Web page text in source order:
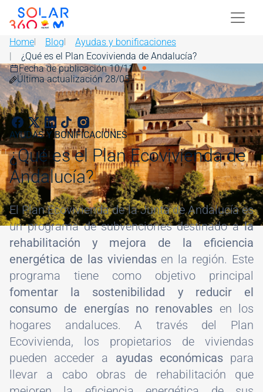
Skip to main content
Image
Home Blog
Ayudas y bonificaciones
¿Qué es el Plan Ecovivienda de Andalucía?
ImageFecha de publicación 10/11
Última actualización 28/05
AYUDAS Y BONIFICACIONES
¿Qué es el Plan Ecovivienda de
Andalucía?
El Plan Ecovivienda de la Junta de Andalucía es
un programa de subvenciones destinado ala
rehabilitación y mejora de la eficiencia
energética de las viviendasen la región. Este
programa tiene como objetivo principal
fomentar la sostenibilidad y reducir el
consumo de energías no renovables en los
hogares andaluces. A través del Plan
Ecovivienda, los propietarios de viviendas
pueden acceder a ayudas económicaspara
llevar a cabo obras de rehabilitación que